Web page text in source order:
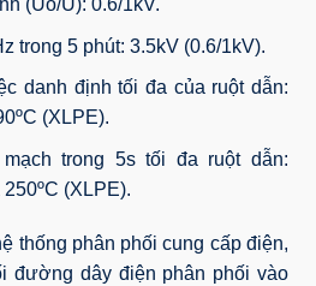
(Uo/U): 0.6/1kV.
trong 5 phút: 3.5kV (0.6/1kV).
danh định tối đa của ruột dẫn:
(XLPE).
trong 5s tối đa ruột dẫn:
(XLPE).
thống phân phối cung cấp điện,
đường dây điện phân phối vào